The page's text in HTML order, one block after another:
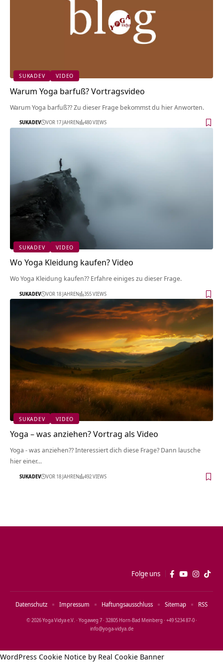
SUKADEV VIDEO
Warum Yoga barfuß? Vortragsvideo
Warum Yoga barfuß?? Zu dieser Frage bekommst du hier Anworten.
SUKADEV VOR 17 JAHREN 480 VIEWS
SUKADEV VIDEO
Wo Yoga Kleidung kaufen? Video
Wo Yoga Kleidung kaufen?? Erfahre einiges zu dieser Frage.
SUKADEV VOR 18 JAHREN 355 VIEWS
SUKADEV VIDEO
Yoga – was anziehen? Vortrag als Video
Yoga - was anziehen?? Interessiert dich diese Frage? Dann lausche
hier einer…
SUKADEV VOR 18 JAHREN 492 VIEWS
Folge uns
© 2026 Yoga Vidya e.V. · Yogaweg 7 · 32805 Horn‑Bad Meinberg · +49 5234 87‑0 ·
info@yoga‑vidya.de
Datenschutz Impressum Haftungsausschluss Sitemap RSS
WordPress Cookie Notice by Real Cookie Banner